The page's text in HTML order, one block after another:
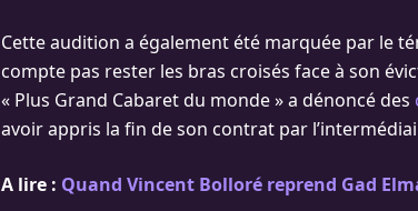
Cette audition a également été marquée par le
compte pas rester les bras croisés face à son
« Plus Grand Cabaret du monde » a dénoncé des
avoir appris la fin de son contrat par
A lire : Quand Vincent Bolloré reprend Gad